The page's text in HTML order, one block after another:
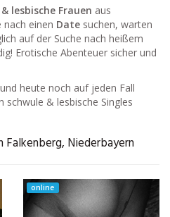
lesbische Frauen aus
nach einen Date suchen, warten
auf der Suche nach heißem
Erotische Abenteuer sicher und
und heute noch auf jeden Fall
schwule & lesbische Singles
Falkenberg, Niederbayern
online